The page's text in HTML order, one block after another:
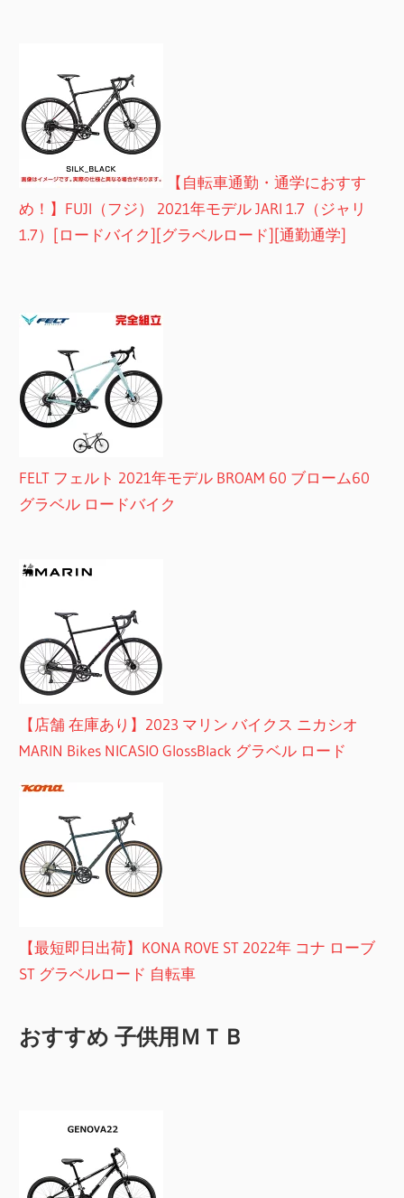
【自転車通勤・通学におすす
め！】FUJI（フジ） 2021年モデル JARI 1.7（ジャリ
1.7）[ロードバイク][グラベルロード][通勤通学]
FELT フェルト 2021年モデル BROAM 60 ブローム60
グラベル ロードバイク
【店舗 在庫あり】2023 マリン バイクス ニカシオ
MARIN Bikes NICASIO GlossBlack グラベル ロード
【最短即日出荷】KONA ROVE ST 2022年 コナ ローブ
ST グラベルロード 自転車
おすすめ 子供用ＭＴＢ